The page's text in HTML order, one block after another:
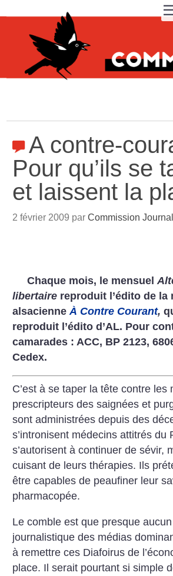
A contre-
Pour qu’ils se
et laissent la
2 février 2009 parCommission Journal
Chaque mois, le mensuel
libertaire reproduit l’édito de la
alsacienneÀ Contre Courant,
reproduit l’édito d’AL. Pour
camarades : ACC, BP 2123,
Cedex.
C’est à se taper la tête contre les
prescripteurs des saignées et
sont administrées depuis des
s’intronisent médecins attitrés du
s’autorisent à continuer de sévir,
cuisant de leurs thérapies. Ils
être capables de peaufiner leur
pharmacopée.
Le comble est que presque
journalistique des médias
à remettre ces Diafoirus de
place. Il serait pourtant si simple